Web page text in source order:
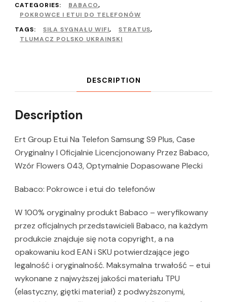
CATEGORIES:
BABACO,
POKROWCE I ETUI DO TELEFONÓW
TAGS:
SIŁA SYGNAŁU WIFI, STRATUS,
TLUMACZ POLSKO UKRAINSKI
DESCRIPTION
Description
Ert Group Etui Na Telefon Samsung S9 Plus, Case
Oryginalny I Oficjalnie Licencjonowany Przez Babaco,
Wzór Flowers 043, Optymalnie Dopasowane Plecki
Babaco: Pokrowce i etui do telefonów
W 100% oryginalny produkt Babaco – weryfikowany
przez oficjalnych przedstawicieli Babaco, na każdym
produkcie znajduje się nota copyright, a na
opakowaniu kod EAN i SKU potwierdzające jego
legalność i oryginalność. Maksymalna trwałość – etui
wykonane z najwyższej jakości materiału TPU
(elastyczny, giętki materiał) z podwyższonymi,